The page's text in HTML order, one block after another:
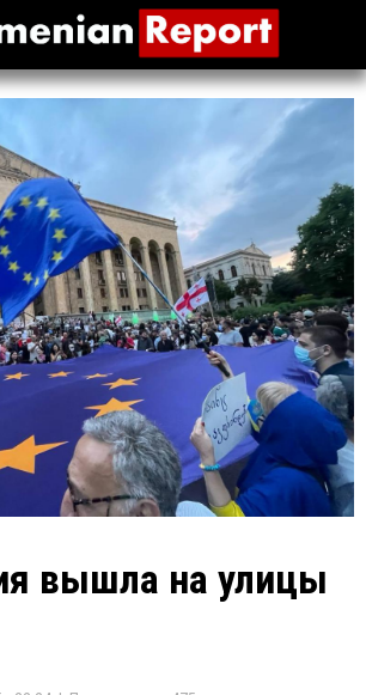
вышла на улицы